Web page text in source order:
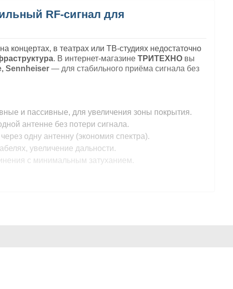
RF-сигнал для
на концертах, в театрах или ТВ-студиях недостаточно
. В интернет-магазине ТРИТЕХНО вы
Sennheiser — для стабильного приёма сигнала без
и пассивные, для увеличения зоны покрытия.
антенне без потери сигнала.
одну антенну (экономия спектра).
увеличение дальности.
с минимальным затуханием.